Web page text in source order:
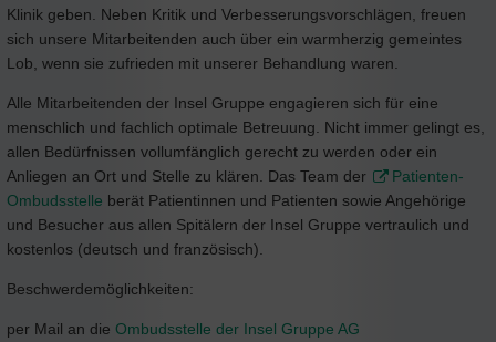
Klinik geben. Neben Kritik und Verbesserungsvorschlägen, freuen
sich unsere Mitarbeitenden auch über ein warmherzig gemeintes
Lob, wenn sie zufrieden mit unserer Behandlung waren.
Alle Mitarbeitenden der Insel Gruppe engagieren sich für eine
menschlich und fachlich optimale Betreuung. Nicht immer gelingt es,
allen Bedürfnissen vollumfänglich gerecht zu werden oder ein
Anliegen an Ort und Stelle zu klären. Das Team der
Patienten-
Ombudsstelle berät Patientinnen und Patienten sowie Angehörige
und Besucher aus allen Spitälern der Insel Gruppe vertraulich und
kostenlos (deutsch und französisch).
Beschwerdemöglichkeiten:
per Mail an die Ombudsstelle der Insel Gruppe AG